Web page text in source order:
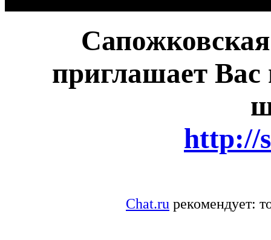
приглашает Вас
http://
Chat.ru рекомендует: